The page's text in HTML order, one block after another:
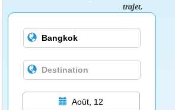
trajet.
Août, 12